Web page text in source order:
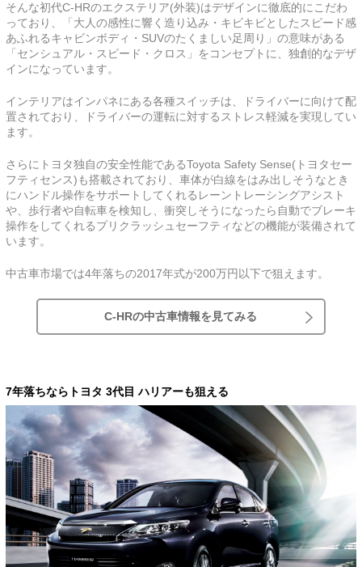
そんな初代C-HRのエクステリア(外装)はデザインに徹底的にこだわ
っており、「大人の感性に響く造り込み・キビキビとしたスピード感
あふれるキャビンボディ・SUVのたくましい足周り」の意味がある
「センシュアル・スピード・クロス」をコンセプトに、独創的なデザ
インになっています。
インテリアはインパネにある各種スイッチは、ドライバーに向けて配
置されており、ドライバーの運転に対するストレス軽減を実現してい
ます。
さらにトヨタ独自の安全性能であるToyota Safety Sense(トヨタセー
フティセンス)も搭載されており、車体が白線をはみ出しそうなとき
にハンドル操作をサポートしてくれるレーントレーシングアシスト
や、歩行者や自転車を検知し、衝突しそうになったら自動でブレーキ
操作をしてくれるプリクラッシュセーフティなどの機能が装備されて
います。
中古車市場では4年落ちの2017年式が200万円以下で狙えます。
C-HRの中古車情報を見てみる
7年落ちならトヨタ 3代目 ハリアーも狙える